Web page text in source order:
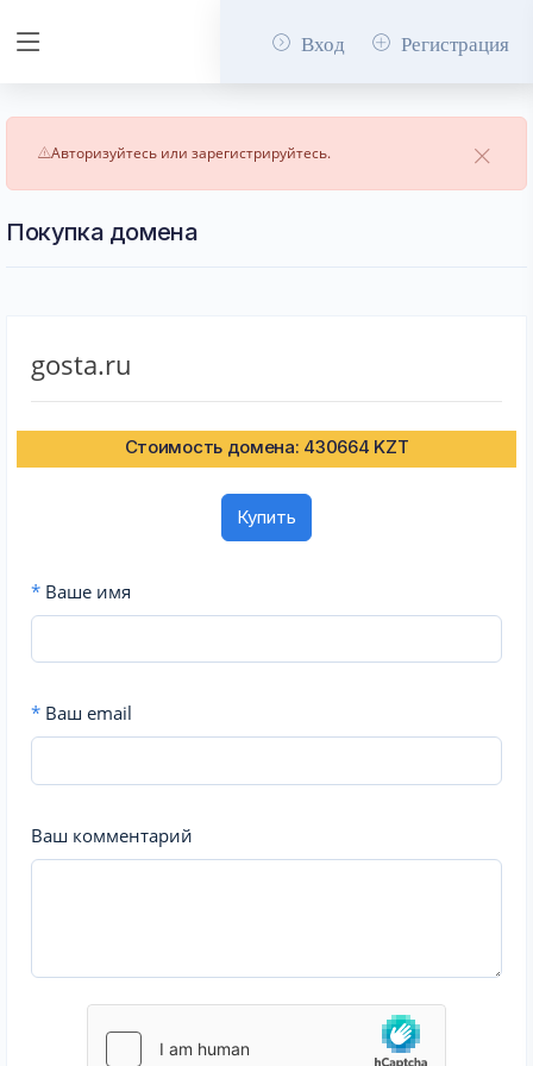
Вход Регистрация
Авторизуйтесь или зарегистрируйтесь.
Покупка домена
gosta.ru
Стоимость домена: 430664 KZT
Купить
* Ваше имя
* Ваш email
Ваш комментарий